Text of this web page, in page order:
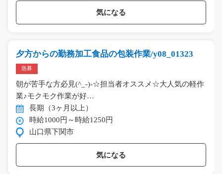
気になる
夕方からの勤務加工食品の包装作業/y08_01323
急募
朝が苦手な方必見(^_-)-☆担当者オススメ☆大人気の軽作
業♪モクモク作業が好…
長期（3ヶ月以上）
時給1000円～時給1250円
山口県下関市
気になる